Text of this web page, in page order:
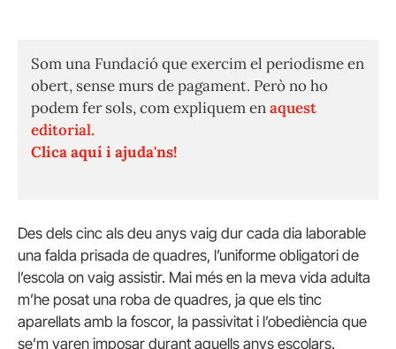
Som una Fundació que exercim el periodisme en
obert, sense murs de pagament. Però no ho
podem fer sols, com expliquem enaquest
editorial.
Clica aquí i ajuda'ns!
Des dels cinc als deu anys vaig dur cada dia laborable
una falda prisada de quadres, l’uniforme obligatori de
l’escola on vaig assistir. Mai més en la meva vida adulta
m’he posat una roba de quadres, ja que els tinc
aparellats amb la foscor, la passivitat i l’obediència que
se’m varen imposar durant aquells anys escolars.